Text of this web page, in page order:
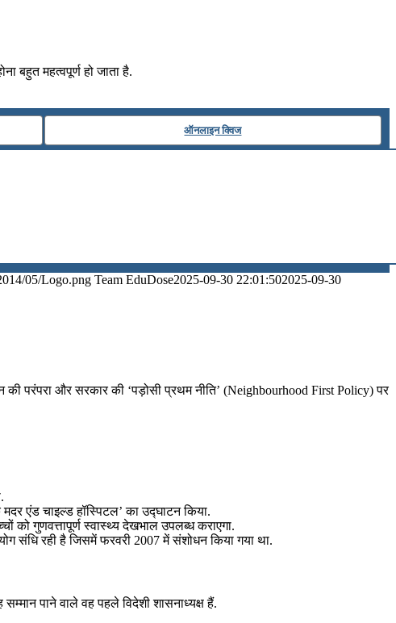
बहुत महत्वपूर्ण हो जाता है.
ऑनलाइन क्विज
05/Logo.png Team EduDose2025-09-30 22:01:502025-09-30
की परंपरा और सरकार की ‘पड़ोसी प्रथम नीति’ (Neighbourhood First Policy) पर
एंड चाइल्ड हॉस्पिटल’ का उद्घाटन किया.
गुणवत्तापूर्ण स्वास्थ्य देखभाल उपलब्ध कराएगा.
संधि रही है जिसमें फरवरी 2007 में संशोधन किया गया था.
पाने वाले वह पहले विदेशी शासनाध्यक्ष हैं.